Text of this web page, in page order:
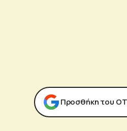
Προσθήκη του